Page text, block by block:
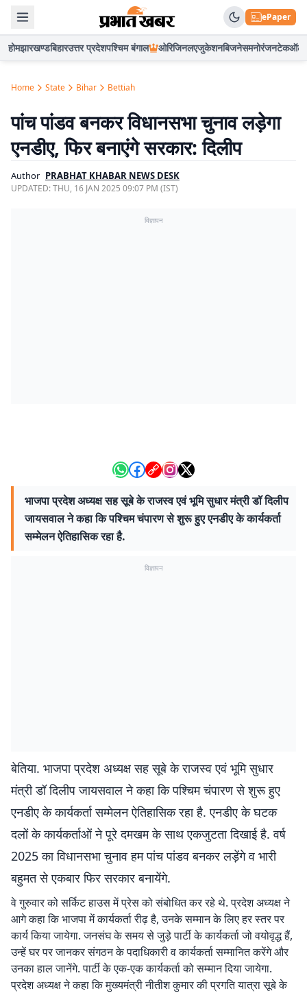
ePaper
होमझारखण्डबिहारउत्तर प्रदेशपश्चिम बंगाल ओरिजिनलएजुकेशनबिजनेसमनोरंजनटेकऑटो
Home State Bihar Bettiah
पांच पांडव बनकर विधानसभा चुनाव लड़ेगा
एनडीए, फिर बनाएंगे सरकार: दिलीप
Author PRABHAT KHABAR NEWS DESK
UPDATED:THU, 16 JAN 2025 09:07 PM (IST)
विज्ञापन
भाजपा प्रदेश अध्यक्ष सह सूबे के राजस्व एवं भूमि सुधार मंत्री डॉ दिलीप
जायसवाल ने कहा कि पश्चिम चंपारण से शुरू हुए एनडीए के कार्यकर्ता
सम्मेलन ऐतिहासिक रहा है.
विज्ञापन
बेतिया. भाजपा प्रदेश अध्यक्ष सह सूबे के राजस्व एवं भूमि सुधार
मंत्री डॉ दिलीप जायसवाल ने कहा कि पश्चिम चंपारण से शुरू हुए
एनडीए के कार्यकर्ता सम्मेलन ऐतिहासिक रहा है. एनडीए के घटक
दलों के कार्यकर्ताओं ने पूरे दमखम के साथ एकजुटता दिखाई है. वर्ष
2025 का विधानसभा चुनाव हम पांच पांडव बनकर लड़ेंगे व भारी
बहुमत से एकबार फिर सरकार बनायेंगे.
वे गुरुवार को सर्किट हाउस में प्रेस को संबोधित कर रहे थे. प्रदेश अध्यक्ष ने
आगे कहा कि भाजपा में कार्यकर्ता रीढ़ है, उनके सम्मान के लिए हर स्तर पर
कार्य किया जायेगा. जनसंघ के समय से जुड़े पार्टी के कार्यकर्ता जो वयोवृद्ध हैं,
उन्हें घर पर जानकर संगठन के पदाधिकारी व कार्यकर्ता सम्मानित करेंगे और
उनका हाल जानेंगे. पार्टी के एक-एक कार्यकर्ता को सम्मान दिया जायेगा.
प्रदेश अध्यक्ष ने कहा कि मुख्यमंत्री नीतीश कुमार की प्रगति यात्रा सूबे के